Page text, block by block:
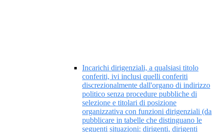
Incarichi dirigenziali, a qualsiasi titolo
conferiti, ivi inclusi quelli conferiti
discrezionalmente dall'organo di indirizzo
politico senza procedure pubbliche di
selezione e titolari di posizione
organizzativa con funzioni dirigenziali (da
pubblicare in tabelle che distinguano le
seguenti situazioni: dirigenti, dirigenti